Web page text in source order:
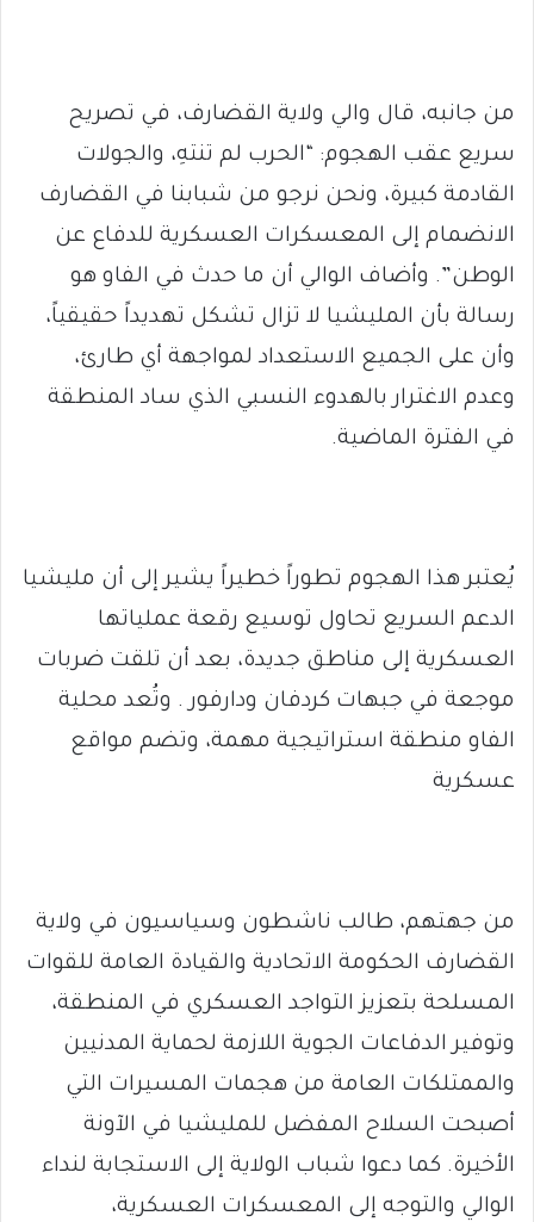
من جانبه، قال والي ولاية القضارف، في تصريح
سريع عقب الهجوم: “الحرب لم تنتهِ، والجولات
القادمة كبيرة، ونحن نرجو من شبابنا في القضارف
الانضمام إلى المعسكرات العسكرية للدفاع عن
الوطن”. وأضاف الوالي أن ما حدث في الفاو هو
رسالة بأن المليشيا لا تزال تشكل تهديداً حقيقياً،
وأن على الجميع الاستعداد لمواجهة أي طارئ،
وعدم الاغترار بالهدوء النسبي الذي ساد المنطقة
في الفترة الماضية.
يُعتبر هذا الهجوم تطوراً خطيراً يشير إلى أن مليشيا
الدعم السريع تحاول توسيع رقعة عملياتها
العسكرية إلى مناطق جديدة، بعد أن تلقت ضربات
موجعة في جبهات كردفان ودارفور . وتُعد محلية
الفاو منطقة استراتيجية مهمة، وتضم مواقع
عسكرية
من جهتهم، طالب ناشطون وسياسيون في ولاية
القضارف الحكومة الاتحادية والقيادة العامة للقوات
المسلحة بتعزيز التواجد العسكري في المنطقة،
وتوفير الدفاعات الجوية اللازمة لحماية المدنيين
والممتلكات العامة من هجمات المسيرات التي
أصبحت السلاح المفضل للمليشيا في الآونة
الأخيرة. كما دعوا شباب الولاية إلى الاستجابة لنداء
الوالي والتوجه إلى المعسكرات العسكرية،